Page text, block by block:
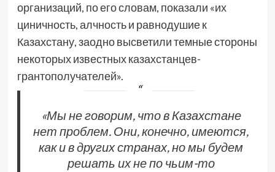
организаций, по его словам, показали «их
циничность, алчность и равнодушие к
Казахстану, заодно высветили темные стороны
некоторых известных казахстанцев-
грантополучателей».
«Мы не говорим, что в Казахстане
нет проблем. Они, конечно, имеются,
как и в других странах, но мы будем
решать их не по чьим-то